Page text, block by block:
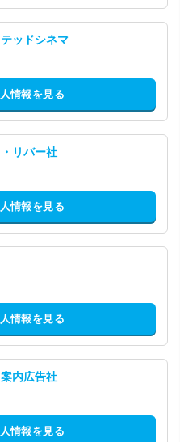
ッドシネマ
情報を見る
リバー社
情報を見る
情報を見る
内広告社
情報を見る